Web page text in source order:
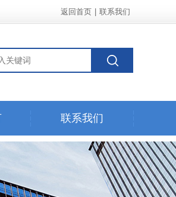
返回首页 联系我们
联系我们